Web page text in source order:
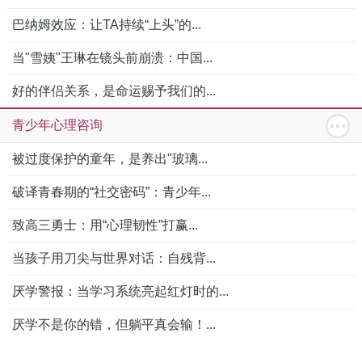
巴纳姆效应：让TA持续“上头”的...
当"雪姨"王琳在镜头前崩溃：中国...
好的伴侣关系，是命运赐予我们的...
青少年心理咨询
被过度保护的童年，是养出"玻璃...
破译青春期的“社交密码”：青少年...
致高三勇士：用“心理韧性”打赢...
当孩子用刀尖与世界对话：自残背...
厌学警报：当学习系统亮起红灯时的...
厌学不是你的错，但躺平真会输！...